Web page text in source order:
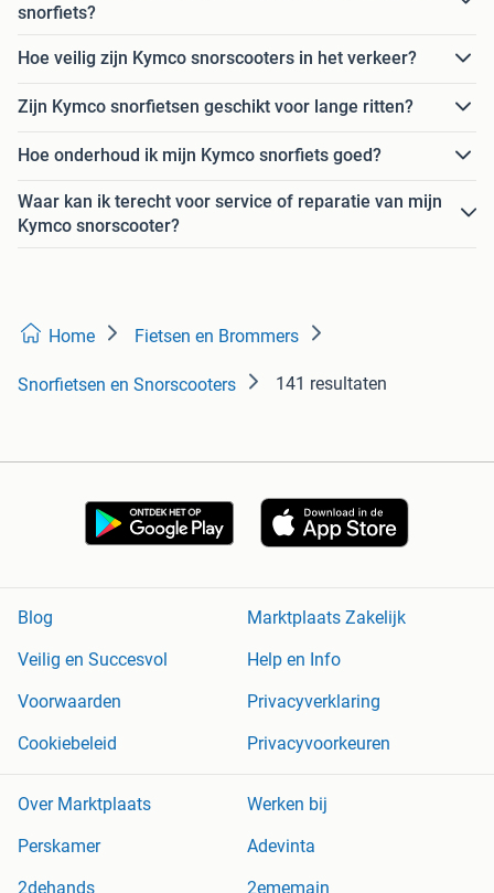
snorfiets?
Hoe veilig zijn Kymco snorscooters in het verkeer?
Zijn Kymco snorfietsen geschikt voor lange ritten?
Hoe onderhoud ik mijn Kymco snorfiets goed?
Waar kan ik terecht voor service of reparatie van mijn
Kymco snorscooter?
Home Fietsen en Brommers
Snorfietsen en Snorscooters 141 resultaten
Blog
Marktplaats Zakelijk
Veilig en Succesvol
Help en Info
Voorwaarden
Privacyverklaring
Cookiebeleid
Privacyvoorkeuren
Over Marktplaats
Werken bij
Perskamer
Adevinta
2dehands
2ememain